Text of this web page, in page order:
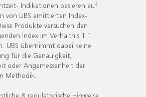
Indikationen basieren auf
von UBS emittierten Index-
Produkte versuchen den
Index im Verhältnis 1:1
UBS übernimmt dabei keine
für die Genauigkeit,
oder Angemessenheit der
Methodik.